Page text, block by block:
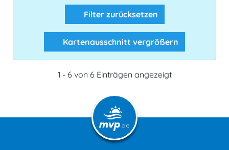
Filter zurücksetzen
Kartenausschnitt vergrößern
1 - 6 von 6 Einträgen angezeigt